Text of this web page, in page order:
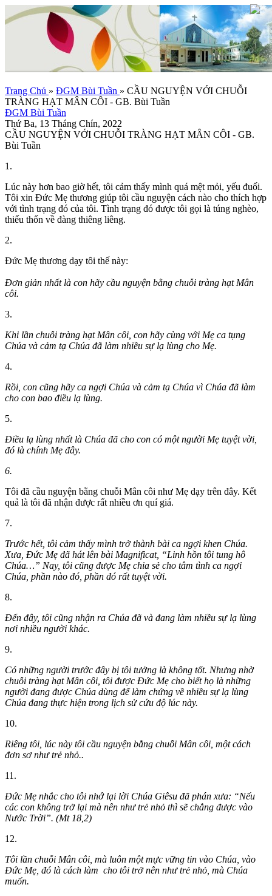
Trang Chủ » ĐGM Bùi Tuần » CẦU NGUYỆN VỚI CHUỖI
TRÀNG HẠT MÂN CÔI - GB. Bùi Tuần
ĐGM Bùi Tuần
Thứ Ba, 13 Tháng Chín, 2022
CẦU NGUYỆN VỚI CHUỖI TRÀNG HẠT MÂN CÔI - GB.
Bùi Tuần
1.
Lúc này hơn bao giờ hết, tôi cảm thấy mình quá mệt mỏi, yếu đuối.
Tôi xin Đức Mẹ thương giúp tôi cầu nguyện cách nào cho thích hợp
với tình trạng đó của tôi. Tình trạng đó được tôi gọi là túng nghèo,
thiếu thốn về đàng thiêng liêng.
2.
Đức Mẹ thương dạy tôi thế này:
Đơn giản nhất là con hãy cầu nguyện bằng chuỗi tràng hạt Mân
côi.
3.
Khi lần chuỗi tràng hạt Mân côi, con hãy cùng với Mẹ ca tụng
Chúa và cảm tạ Chúa đã làm nhiều sự lạ lùng cho Mẹ.
4.
Rồi, con cũng hãy ca ngợi Chúa và cảm tạ Chúa vì Chúa đã làm
cho con bao điều lạ lùng.
5.
Điều lạ lùng nhất là Chúa đã cho con có một người Mẹ tuyệt vời,
đó là chính Mẹ đây.
6.
Tôi đã cầu nguyện bằng chuỗi Mân côi như Mẹ dạy trên đây. Kết
quả là tôi đã nhận được rất nhiều ơn quí giá.
7.
Trước hết, tôi cảm thấy mình trở thành bài ca ngợi khen Chúa.
Xưa, Đức Mẹ đã hát lên bài Magnificat, “Linh hồn tôi tung hô
Chúa…” Nay, tôi cũng được Mẹ chia sẻ cho tâm tình ca ngợi
Chúa, phần nào đó, phần đó rất tuyệt vời.
8.
Đến đây, tôi cũng nhận ra Chúa đã và đang làm nhiều sự lạ lùng
nơi nhiều người khác.
9.
Có những người trước đây bị tôi tưởng là không tốt. Nhưng nhờ
chuỗi tràng hạt Mân côi, tôi được Đức Mẹ cho biết họ là những
người đang được Chúa dùng để làm chứng về nhiều sự lạ lùng
Chúa đang thực hiện trong lịch sử cứu độ lúc này.
10.
Riêng tôi, lúc này tôi cầu nguyện bằng chuỗi Mân côi, một cách
đơn sơ như trẻ nhỏ..
11.
Đức Mẹ nhắc cho tôi nhớ lại lời Chúa Giêsu đã phán xưa: “Nếu
các con không trở lại mà nên như trẻ nhỏ thì sẽ chẳng được vào
Nước Trời”. (Mt 18,2)
12.
Tôi lần chuỗi Mân côi, mà luôn một mực vững tin vào Chúa, vào
Đức Mẹ, đó là cách làm cho tôi trở nên như trẻ nhỏ, mà Chúa
muốn.